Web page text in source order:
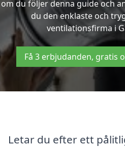
om du följer denna guide och
du den enklaste och
ventilationsfirma i
Få 3 erbjudanden, gratis
Letar du efter ett